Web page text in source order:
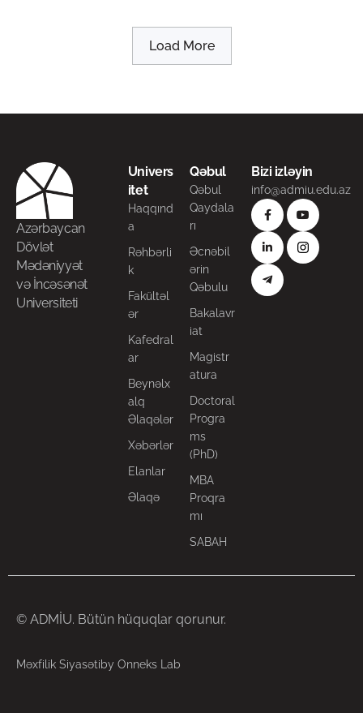
Load More
Azərbaycan
Dövlət
Mədəniyyət
və İncəsənət
Universiteti
Univers
itet
Haqqınd
a
Rəhbərli
k
Fakültəl
ər
Kafedral
ar
Beynəlx
alq
Əlaqələr
Xəbərlər
Elanlar
Əlaqə
Qəbul
Qəbul
Qaydala
rı
Əcnəbil
ərin
Qəbulu
Bakalavr
iat
Magistr
atura
Doctoral
Progra
ms
(PhD)
MBA
Proqra
mı
SABAH
Bizi izləyin
info@admiu.edu.az
© ADMİU. Bütün hüquqlar qorunur.
Məxfilik Siyasətiby Onneks Lab